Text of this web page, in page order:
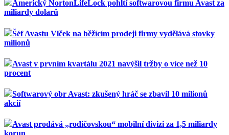
Americký NortonLifeLock pohltí softwarovou firmu Avast za
miliardy dolarů
Šéf Avastu Vlček na běžícím prodeji firmy vydělává stovky
milionů
Avast v prvním kvartálu 2021 navýšil tržby o více než 10
procent
Softwarový obr Avast: zkušený hráč se zbavil 10 milionů
akcií
Avast prodává „rodičovskou“ mobilní divizi za 1,5 miliardy